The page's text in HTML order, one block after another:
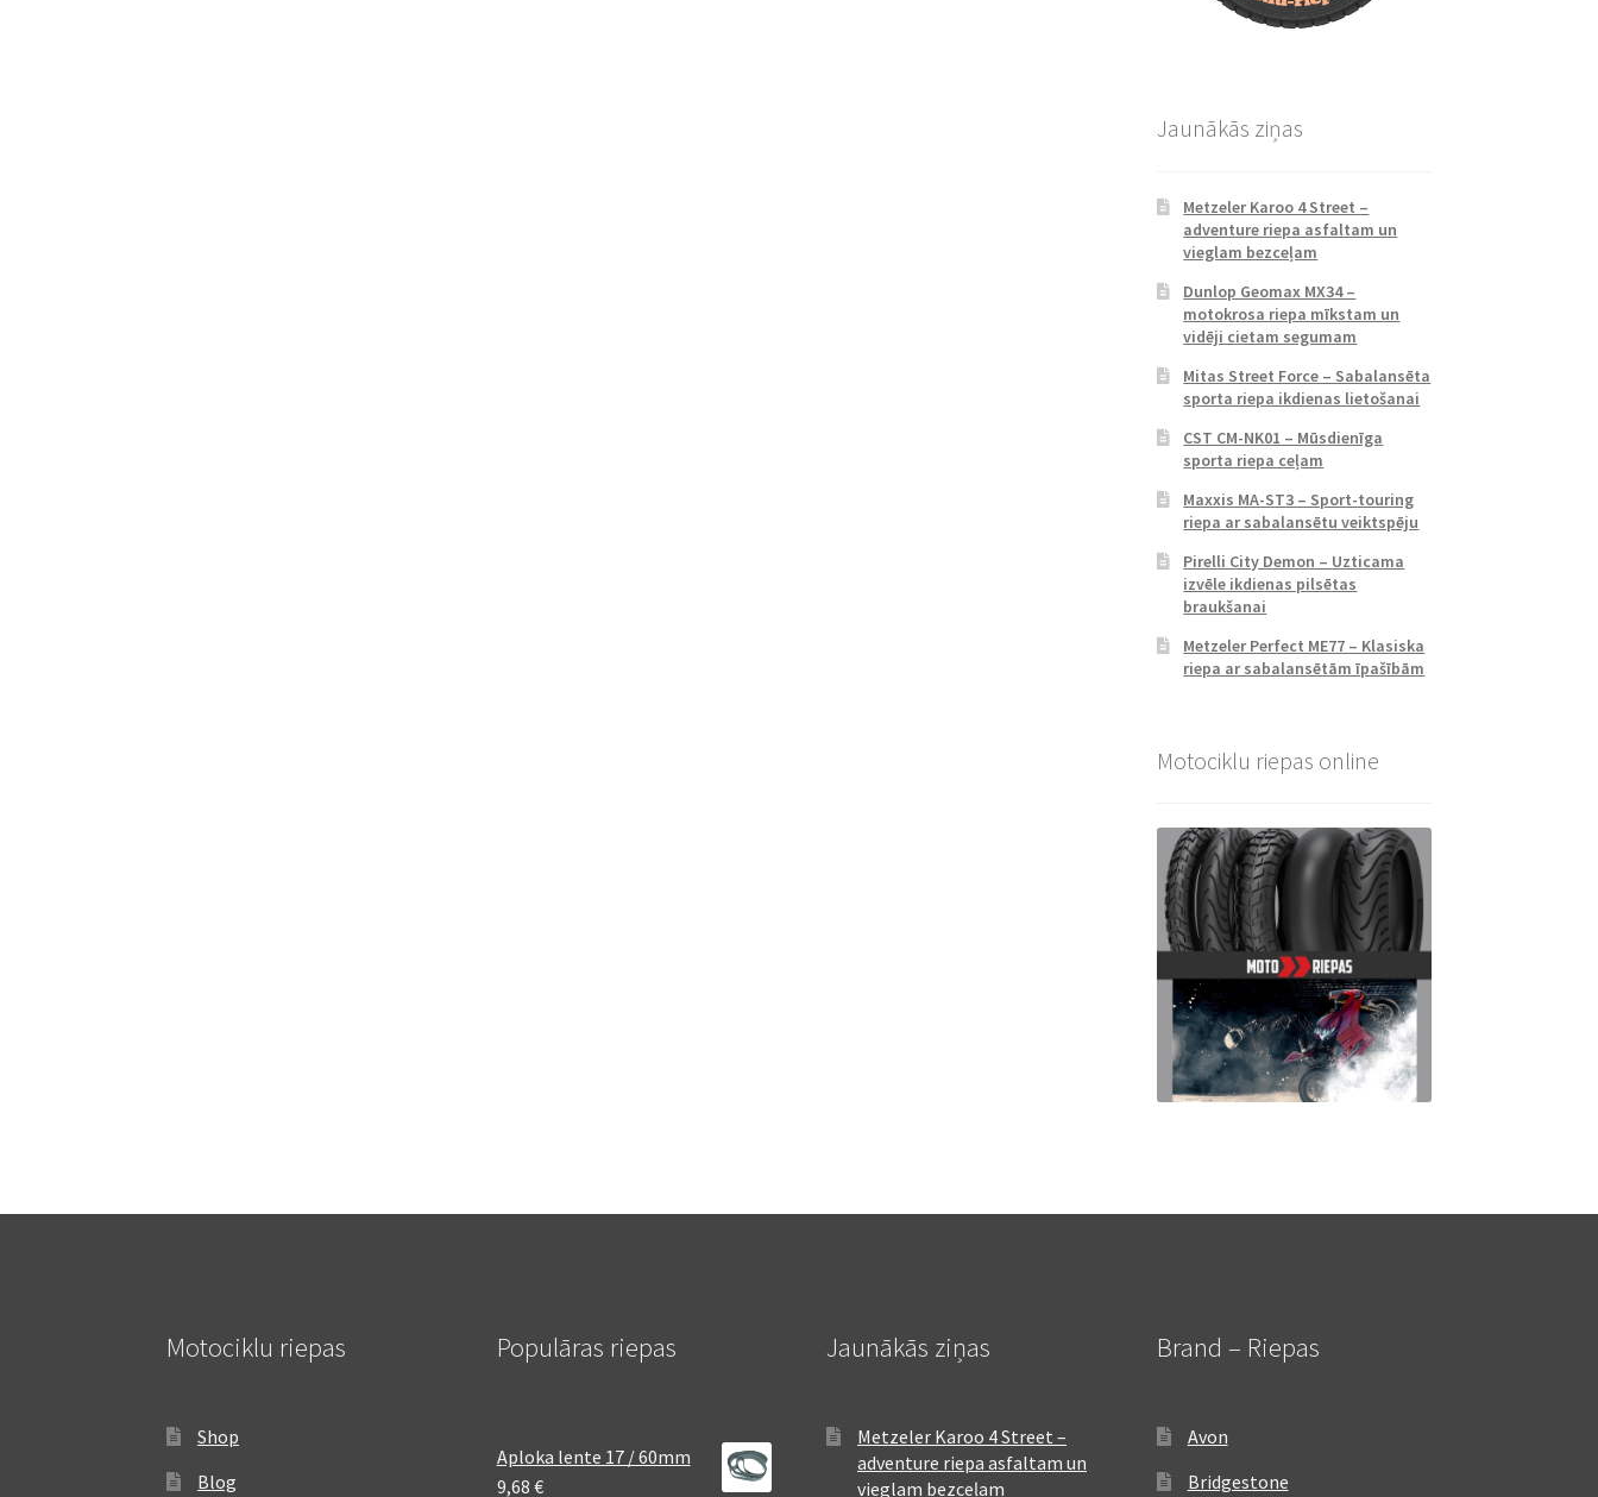
Jaunākās ziņas
Metzeler Karoo 4 Street –
adventure riepa asfaltam un
vieglam bezceļam
Dunlop Geomax MX34 –
motokrosa riepa mīkstam un
vidēji cietam segumam
Mitas Street Force – Sabalansēta
sporta riepa ikdienas lietošanai
CST CM-NK01 – Mūsdienīga
sporta riepa ceļam
Maxxis MA-ST3 – Sport-touring
riepa ar sabalansētu veiktspēju
Pirelli City Demon – Uzticama
izvēle ikdienas pilsētas
braukšanai
Metzeler Perfect ME77 – Klasiska
riepa ar sabalansētām īpašībām
Motociklu riepas online
Motociklu riepas
Shop
Blog
Populāras riepas
Aploka lente 17 / 60mm
9,68 €
Jaunākās ziņas
Metzeler Karoo 4 Street –
adventure riepa asfaltam un
vieglam bezceļam
Brand – Riepas
Avon
Bridgestone